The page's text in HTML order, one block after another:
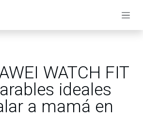
WATCH FIT
ideales
a mamá en